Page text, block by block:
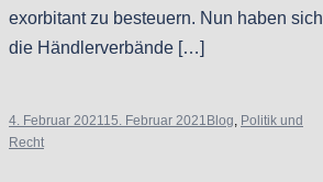
exorbitant zu besteuern. Nun haben sich
die Händlerverbände […]
4. Februar 202115. Februar 2021 Blog, Politik und
Recht